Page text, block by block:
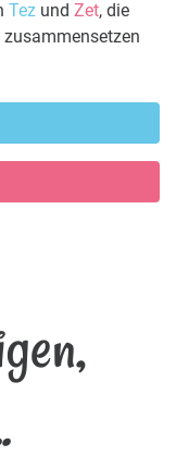
Tez und Zet, die